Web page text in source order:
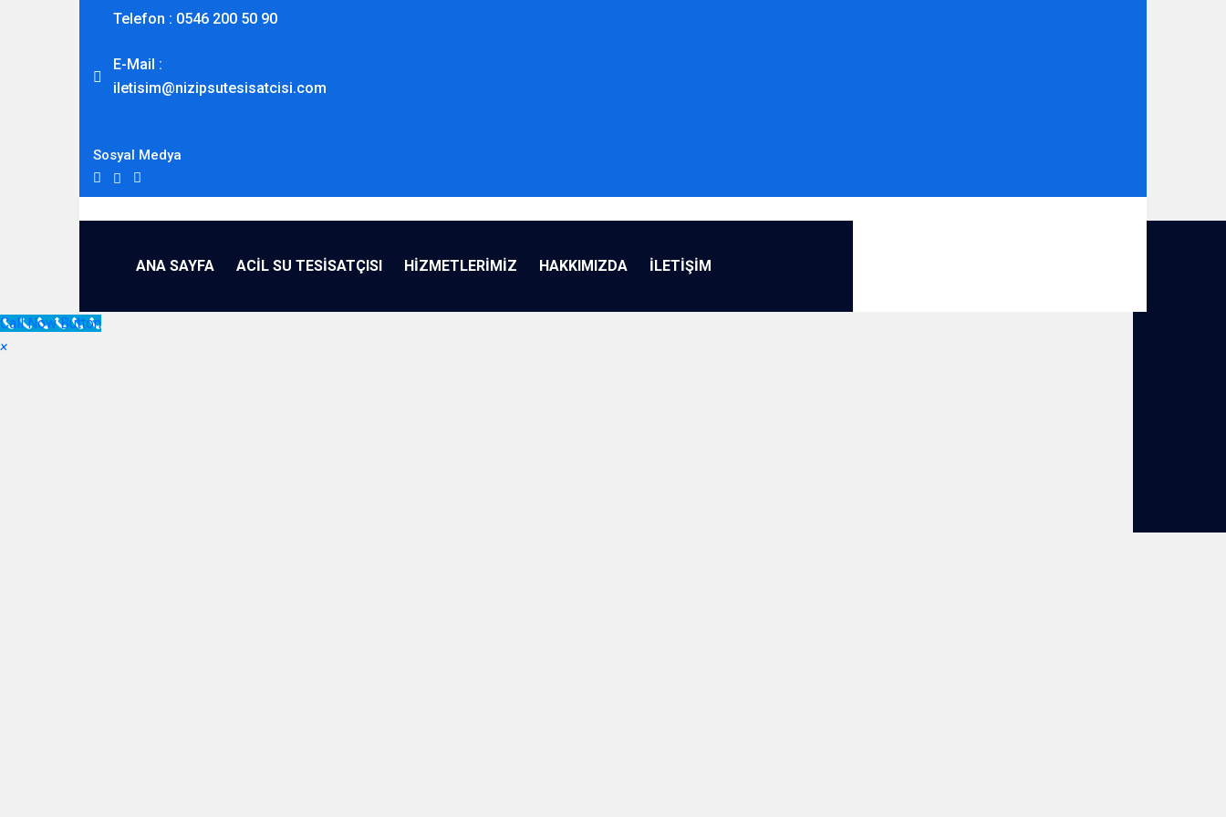
Telefon : 0546 200 50 90
E-Mail :
iletisim@nizipsutesisatcisi.com
Sosyal Medya
ANA SAYFA ACİL SU TESİSATÇISI HİZMETLERİMİZ HAKKIMIZDA İLETİŞİM
Call Now Button
×